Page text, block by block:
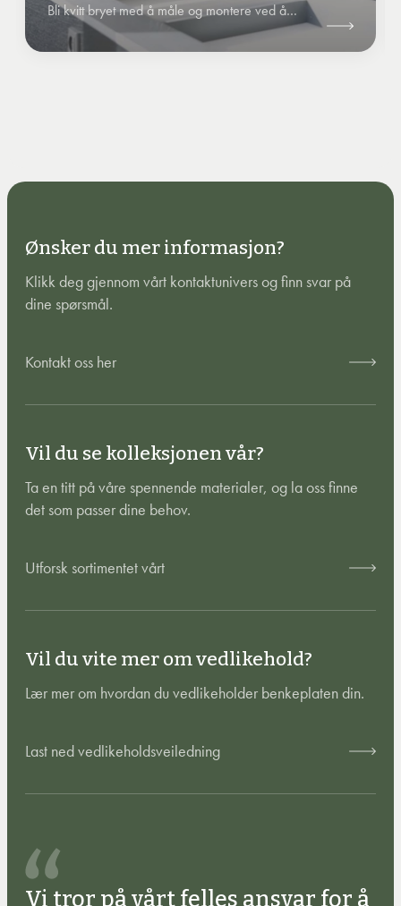
Bli kvitt bryet med å måle og montere ved å bestille en av HORNs sikkerhetspakker.
Ønsker du mer informasjon?
Klikk deg gjennom vårt kontaktunivers og finn svar på
dine spørsmål.
Kontakt oss her
Vil du se kolleksjonen vår?
Ta en titt på våre spennende materialer, og la oss finne
det som passer dine behov.
Utforsk sortimentet vårt
Vil du vite mer om vedlikehold?
Lær mer om hvordan du vedlikeholder benkeplaten din.
Last ned vedlikeholdsveiledning
Vi tror på vårt felles ansvar for å